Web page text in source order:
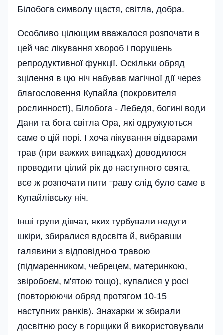
Білобога символу щастя, світла, добра.
Особливо цілющим вважалося розпочати в
цей час лікування хвороб і порушень
репродуктивної функції. Оскільки обряд
зцілення в цю ніч набував магічної дії через
благословення Купайла (покровителя
рослинності), Білобога - Лебедя, богині води
Дани та бога світла Ора, які одружуються
саме о цій порі. І хоча лікування відварами
трав (при важких випадках) доводилося
проводити цілий рік до наступного свята,
все ж розпочати пити траву слід було саме в
Купайлівську ніч.
Інші групи дівчат, яких турбували недуги
шкіри, збиралися вдосвіта й, вибравши
галявини з відповідною травою
(підмаренником, чебрецем, материнкою,
звіробоєм, м'ятою тощо), купалися у росі
(повторюючи обряд протягом 10-15
наступних ранків). Знахарки ж збирали
досвітню росу в горщики й використовували